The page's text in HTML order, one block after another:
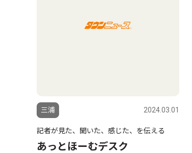
三浦 2024.03.01
記者が見た、聞いた、感じた、を伝える
あっとほーむデスク